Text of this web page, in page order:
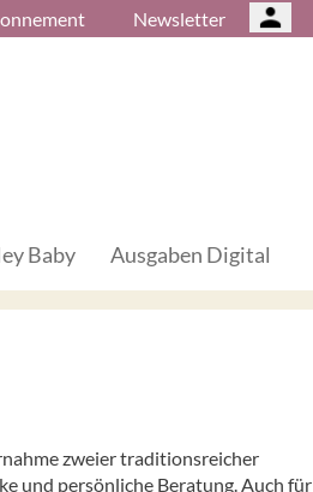
Newsletter
Baby Ausgaben Digital
zweier traditionsreicher
und persönliche Beratung. Auch für